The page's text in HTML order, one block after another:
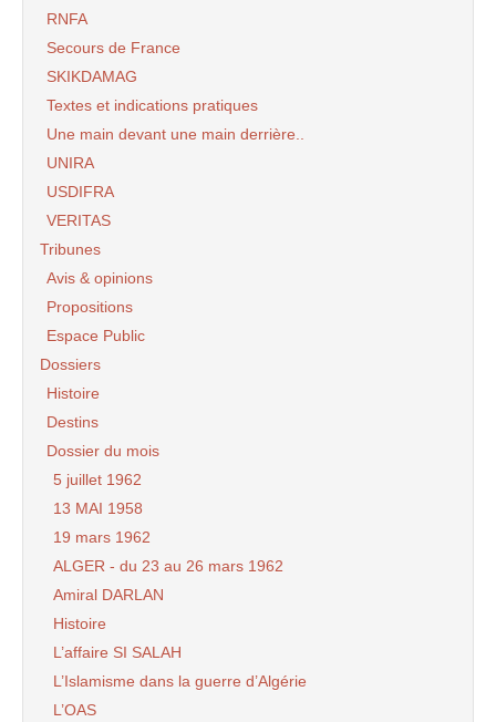
RNFA
Secours de France
SKIKDAMAG
Textes et indications pratiques
Une main devant une main derrière..
UNIRA
USDIFRA
VERITAS
Tribunes
Avis & opinions
Propositions
Espace Public
Dossiers
Histoire
Destins
Dossier du mois
5 juillet 1962
13 MAI 1958
19 mars 1962
ALGER - du 23 au 26 mars 1962
Amiral DARLAN
Histoire
L’affaire SI SALAH
L’Islamisme dans la guerre d’Algérie
L’OAS